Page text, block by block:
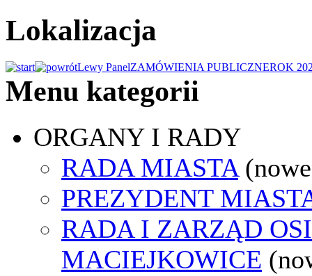
Lokalizacja
Lewy PanelZAMÓWIENIA PUBLICZNEROK
Menu kategorii
ORGANY I RADY
RADA MIASTA
PREZYDENT
RADA I ZARZĄD
MACIEJKOWICE